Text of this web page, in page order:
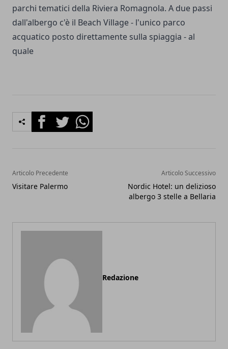
parchi tematici della Riviera Romagnola. A due passi
dall'albergo c'è il Beach Village - l'unico parco
acquatico posto direttamente sulla spiaggia - al
quale
FacebookTwitterWhatsapp
Articolo Precedente
Visitare Palermo
Articolo Successivo
Nordic Hotel: un delizioso
albergo 3 stelle a Bellaria
Redazione